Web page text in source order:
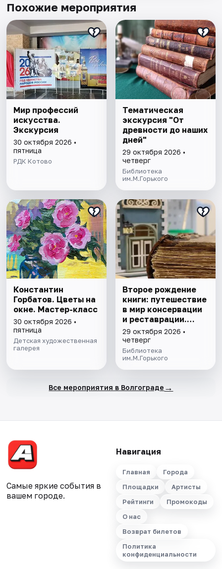
Похожие мероприятия
Мир профессий
искусства.
Экскурсия
30 октября 2026 •
пятница
РДК Котово
Тематическая
экскурсия "От
древности до наших
дней"
29 октября 2026 •
четверг
Библиотека
им.М.Горького
Константин
Горбатов. Цветы на
окне. Мастер-класс
30 октября 2026 •
пятница
Детская художественная
галерея
Второе рождение
книги: путешествие
в мир консервации
и реставрации.
Экскурсия
29 октября 2026 •
четверг
Библиотека
им.М.Горького
Все мероприятия в Волгограде →
Самые яркие события в
вашем городе.
Навигация
Главная
Города
Площадки
Артисты
Рейтинги
Промокоды
О нас
Возврат билетов
Политика
конфиденциальности